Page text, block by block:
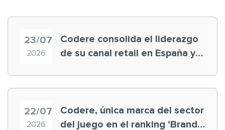
23/07
2026
Codere consolida el liderazgo
de su canal retail en España y
22/07
2026
Codere, única marca del sector
del juego en el ranking ‘Brand